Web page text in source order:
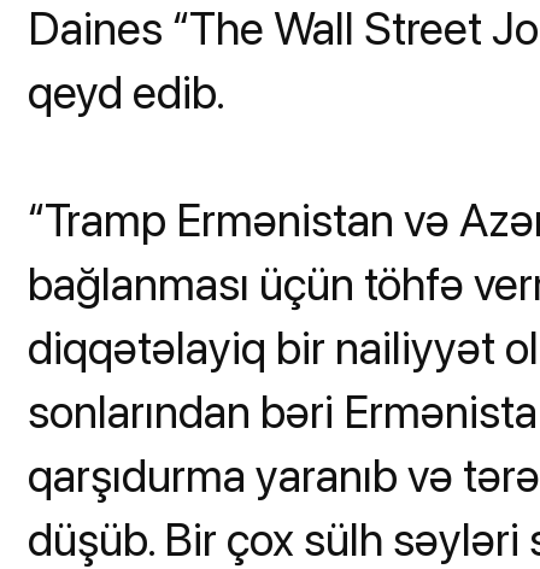
Daines “The Wall Street
qeyd edib.
“Tramp Ermənistan və
bağlanması üçün töhfə
diqqətəlayiq bir nailiyyət
sonlarından bəri
qarşıdurma yaranıb və
düşüb. Bir çox sülh